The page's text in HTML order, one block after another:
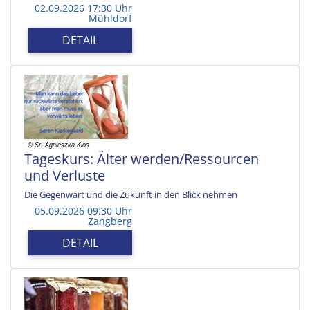
02.09.2026 17:30 Uhr
Mühldorf
DETAIL
Tageskurs: Älter werden/Ressourcen
und Verluste
Die Gegenwart und die Zukunft in den Blick nehmen
05.09.2026 09:30 Uhr
Zangberg
DETAIL